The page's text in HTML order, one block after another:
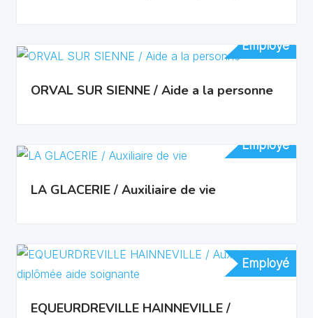
Employé
Employé
ORVAL SUR SIENNE / Aide a la personne
Employé
Employé
LA GLACERIE / Auxiliaire de vie
Employé
Employé
EQUEURDREVILLE HAINNEVILLE /